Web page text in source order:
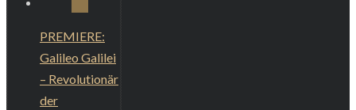
PREMIERE:
Galileo Galilei
– Revolutionär
der